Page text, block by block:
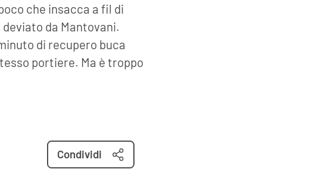
che insacca a fil di
da Mantovani.
di recupero buca
portiere. Ma è troppo
Condividi